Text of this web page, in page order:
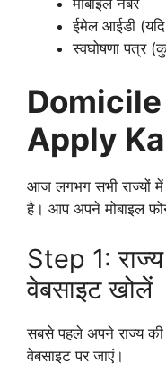
ईमेल आईडी (यदि
स्वघोषणा पत्र
Apply
आज लगभग सभी राज्यों
है। आप अपने मोबाइल
Step 1:
वेबसाइट खोलें
सबसे पहले अपने राज्य की
वेबसाइट पर जाएं।